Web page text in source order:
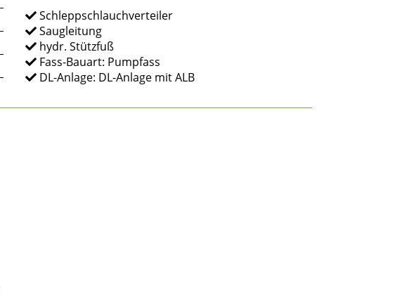
Schleppschlauchverteiler
Saugleitung
hydr. Stützfuß
Fass-Bauart: Pumpfass
DL-Anlage: DL-Anlage mit ALB